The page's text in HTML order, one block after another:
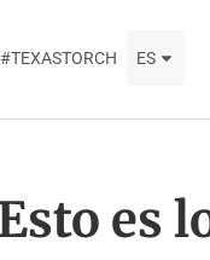
#TEXASTORCH ES
es